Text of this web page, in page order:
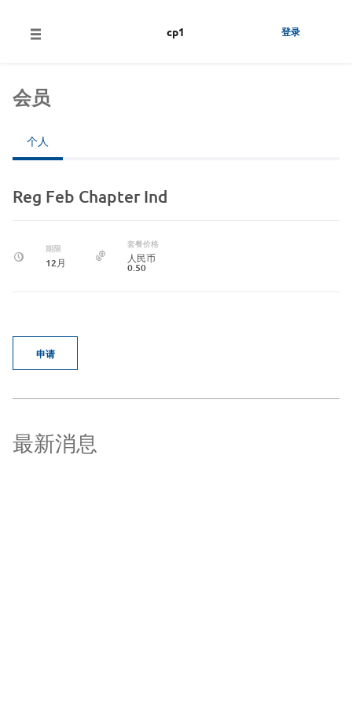
登录
cp1
会员
个人
Reg Feb Chapter Ind
期限
12月
套餐价格
人民币
0.50
申请
最新消息